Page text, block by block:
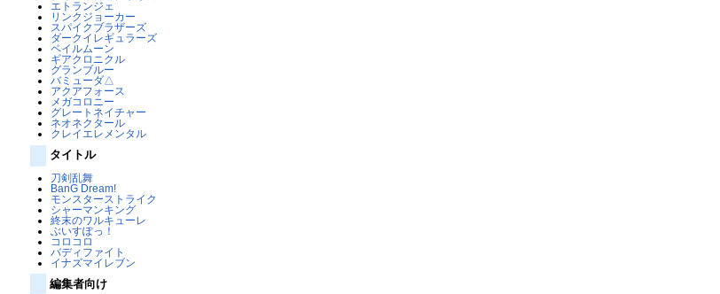
エトランジェ
リンクジョーカー
スパイクブラザーズ
ダークイレギュラーズ
ペイルムーン
ギアクロニクル
グランブルー
バミューダ△
アクアフォース
メガコロニー
グレートネイチャー
ネオネクタール
クレイエレメンタル
タイトル
刀剣乱舞
BanG Dream!
モンスターストライク
シャーマンキング
終末のワルキューレ
ぶいすぽっ！
コロコロ
バディファイト
イナズマイレブン
編集者向け